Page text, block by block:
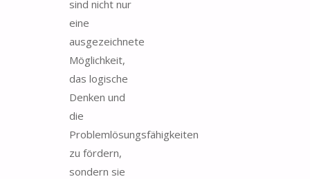
sind nicht nur
eine
ausgezeichnete
Möglichkeit,
das logische
Denken und
die
Problemlösungsfähigkeiten
zu fördern,
sondern sie